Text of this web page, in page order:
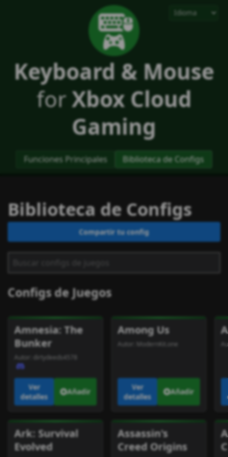
Keyboard & Mouse
forXbox Cloud
Gaming
Funciones Principales Biblioteca de Configs
Biblioteca de Configs
Compartir tu config
Configs de Juegos
Amnesia: The
Bunker
Autor: dirtydeeds4578
Ver
detalles
Añadir
Among Us
Autor: ModernKit.one
Ver
detalles
Añadir
Ark: Survival
Evolved
Assassin's
Creed Origins